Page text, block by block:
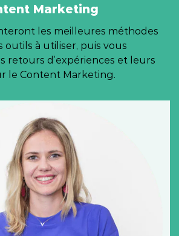
Marketing
les meilleures méthodes
outils à utiliser, puis vous
retours d’expériences et leurs
le Content Marketing.